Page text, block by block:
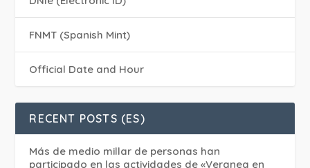
FNMT (Spanish Mint)
Official Date and Hour
RECENT POSTS (ES)
Más de medio millar de personas han
participado en las actividades de «Veranea en